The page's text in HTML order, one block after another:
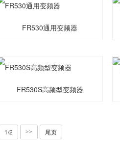
FR530通用变频器
FR530S高频型变频器
1/2 >> 尾页